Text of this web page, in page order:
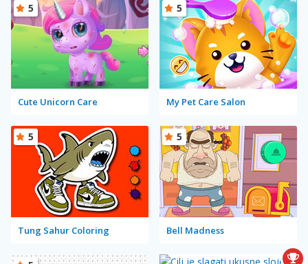
Cute Unicorn Care
5
My Pet Care Salon
5
Tung Sahur Coloring
5
Bell Madness
5